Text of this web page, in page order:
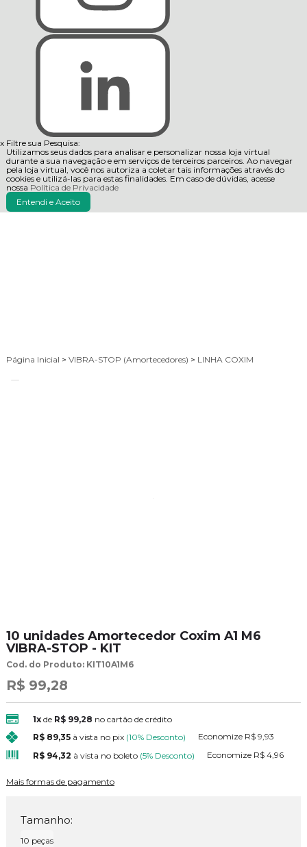
x Filtre sua Pesquisa:
Utilizamos seus dados para analisar e personalizar nossa loja virtual
durante a sua navegação e em serviços de terceiros parceiros. Ao navegar
pela loja virtual, você nos autoriza a coletar tais informações através do
cookies e utilizá-las para estas finalidades. Em caso de dúvidas, acesse
nossa Política de Privacidade
Entendi e Aceito
Página Inicial > VIBRA-STOP (Amortecedores) > LINHA COXIM
10 unidades Amortecedor Coxim A1 M6
VIBRA-STOP - KIT
Cod. do Produto: KIT10A1M6
R$ 99,28
1xde R$ 99,28 no cartão de crédito
R$ 89,35 à vista no pix (10% Desconto) Economize R$ 9,93
R$ 94,32 à vista no boleto (5% Desconto) Economize R$ 4,96
Mais formas de pagamento
Tamanho:
10 peças